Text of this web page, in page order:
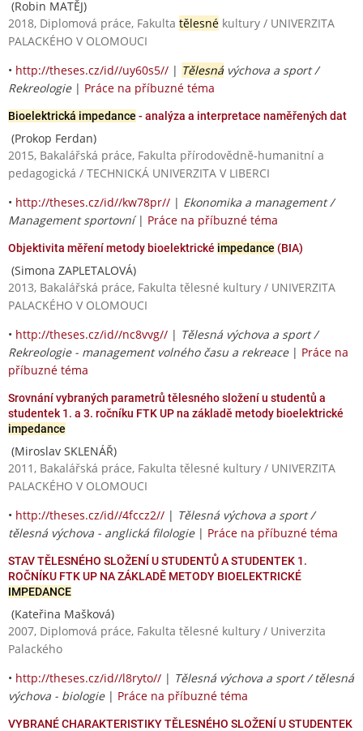
(Robin MATĚJ)
2018, Diplomová práce, Fakulta tělesné kultury / UNIVERZITA
PALACKÉHO V OLOMOUCI
• http://theses.cz/id//uy60s5// | Tělesnávýchova a sport /
Rekreologie| Práce na příbuzné téma
Bioelektrická impedance - analýza a interpretace naměřených dat
(Prokop Ferdan)
2015, Bakalářská práce, Fakulta přírodovědně-humanitní a
pedagogická / TECHNICKÁ UNIVERZITA V LIBERCI
• http://theses.cz/id//kw78pr// | Ekonomika a management /
Management sportovní| Práce na příbuzné téma
Objektivita měření metody bioelektrické impedance (BIA)
(Simona ZAPLETALOVÁ)
2013, Bakalářská práce, Fakulta tělesné kultury / UNIVERZITA
PALACKÉHO V OLOMOUCI
• http://theses.cz/id//nc8vvg// | Tělesná výchova a sport /
Rekreologie - management volného času a rekreace| Práce na
příbuzné téma
Srovnání vybraných parametrů tělesného složení u studentů a
studentek 1. a 3. ročníku FTK UP na základě metody bioelektrické
impedance
(Miroslav SKLENÁŘ)
2011, Bakalářská práce, Fakulta tělesné kultury / UNIVERZITA
PALACKÉHO V OLOMOUCI
• http://theses.cz/id//4fccz2// | Tělesná výchova a sport /
tělesná výchova - anglická filologie| Práce na příbuzné téma
STAV TĚLESNÉHO SLOŽENÍ U STUDENTŮ A STUDENTEK 1.
ROČNÍKU FTK UP NA ZÁKLADĚ METODY BIOELEKTRICKÉ
IMPEDANCE
(Kateřina Mašková)
2007, Diplomová práce, Fakulta tělesné kultury / Univerzita
Palackého
• http://theses.cz/id//l8ryto// | Tělesná výchova a sport / tělesná
výchova - biologie| Práce na příbuzné téma
VYBRANÉ CHARAKTERISTIKY TĚLESNÉHO SLOŽENÍ U STUDENTEK